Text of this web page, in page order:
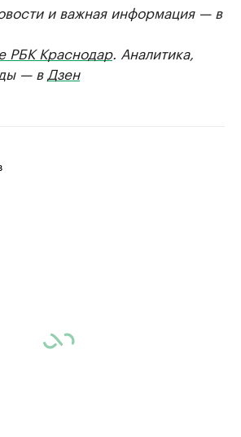
и важная информация — в
РБК Краснодар. Аналитика,
— в Дзен